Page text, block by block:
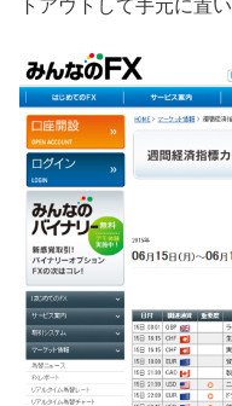
トアウトして手元に置